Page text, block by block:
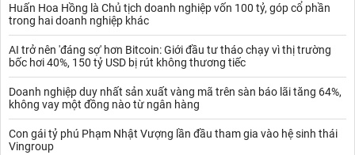
Huấn Hoa Hồng là Chủ tịch doanh nghiệp vốn 100 tỷ, góp cổ phần
trong hai doanh nghiệp khác
AI trở nên 'đáng sợ' hơn Bitcoin: Giới đầu tư tháo chạy vì thị trường
bốc hơi 40%, 150 tỷ USD bị rút không thương tiếc
Doanh nghiệp duy nhất sản xuất vàng mã trên sàn báo lãi tăng 64%,
không vay một đồng nào từ ngân hàng
Con gái tỷ phú Phạm Nhật Vượng lần đầu tham gia vào hệ sinh thái
Vingroup